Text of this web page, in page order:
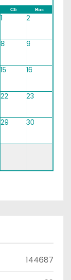
Сб Вск
1 2
8 9
15 16
22 23
29 30
144687